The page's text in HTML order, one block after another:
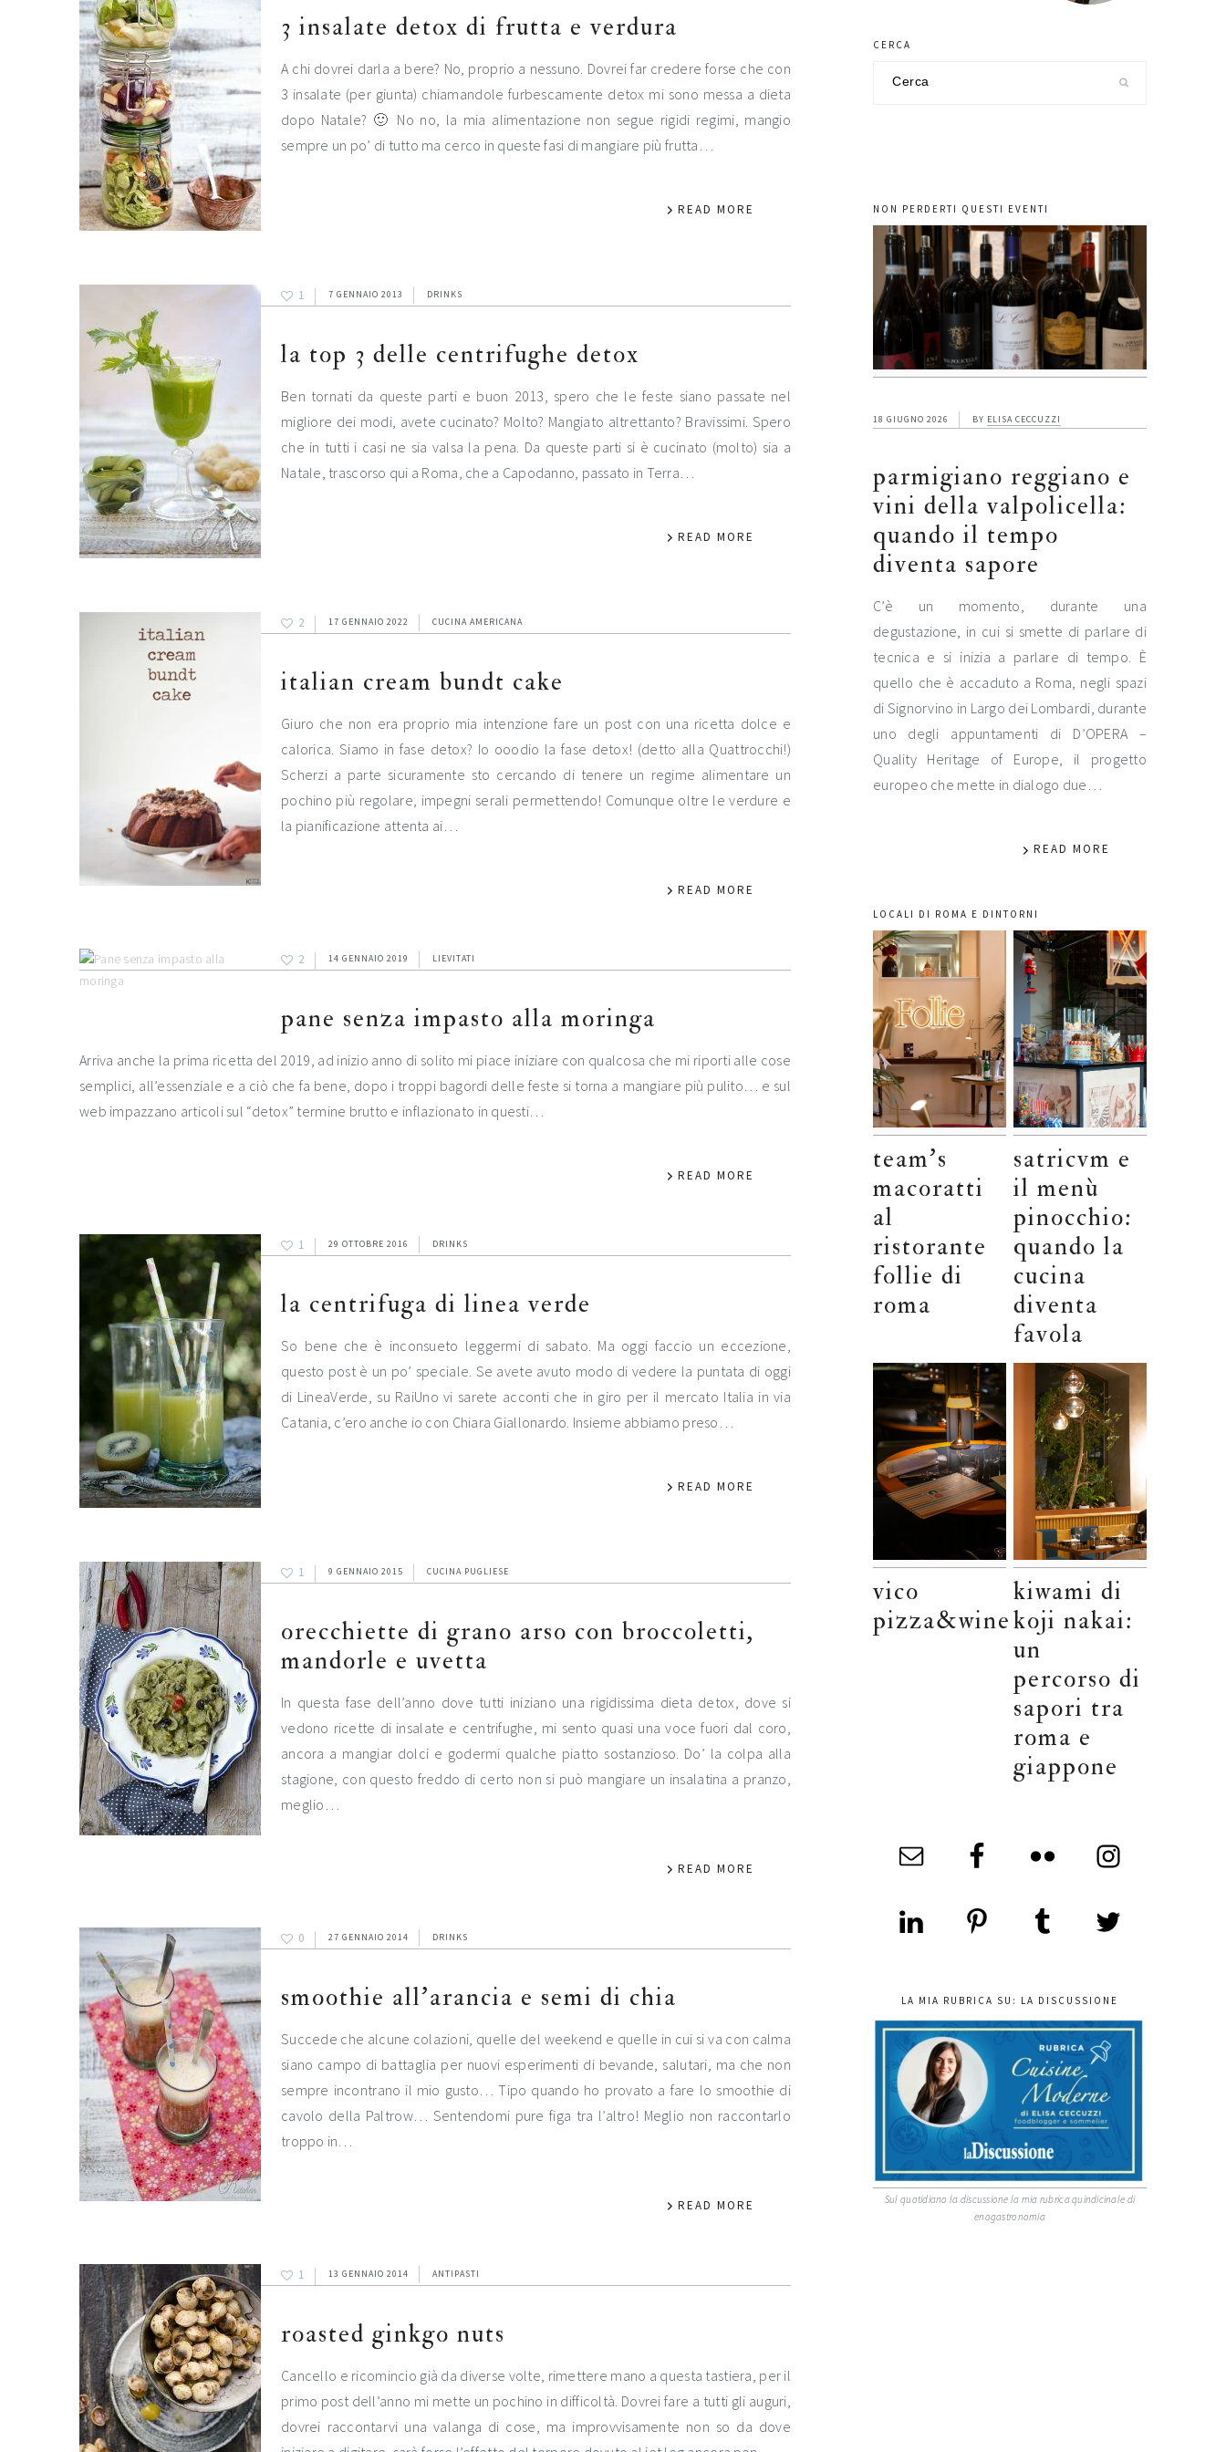
3 insalate detox di frutta e verdura
A chi dovrei darla a bere? No, proprio a nessuno. Dovrei far credere forse che con
3 insalate (per giunta) chiamandole furbescamente detox mi sono messa a dieta
dopo Natale? 🙂 No no, la mia alimentazione non segue rigidi regimi, mangio
sempre un po’ di tutto ma cerco in queste fasi di mangiare più frutta…
READ MORE
1 7 GENNAIO 2013 DRINKS
la top 3 delle centrifughe detox
Ben tornati da queste parti e buon 2013, spero che le feste siano passate nel
migliore dei modi, avete cucinato? Molto? Mangiato altrettanto? Bravissimi. Spero
che in tutti i casi ne sia valsa la pena. Da queste parti si è cucinato (molto) sia a
Natale, trascorso qui a Roma, che a Capodanno, passato in Terra…
READ MORE
2 17 GENNAIO 2022 CUCINA AMERICANA
italian cream bundt cake
Giuro che non era proprio mia intenzione fare un post con una ricetta dolce e
calorica. Siamo in fase detox? Io ooodio la fase detox! (detto alla Quattrocchi!)
Scherzi a parte sicuramente sto cercando di tenere un regime alimentare un
pochino più regolare, impegni serali permettendo! Comunque oltre le verdure e
la pianificazione attenta ai…
READ MORE
2 14 GENNAIO 2019 LIEVITATI
pane senza impasto alla moringa
Arriva anche la prima ricetta del 2019, ad inizio anno di solito mi piace iniziare con qualcosa che mi riporti alle cose
semplici, all’essenziale e a ciò che fa bene, dopo i troppi bagordi delle feste si torna a mangiare più pulito… e sul
web impazzano articoli sul “detox” termine brutto e inflazionato in questi…
READ MORE
1 29 OTTOBRE 2016 DRINKS
la centrifuga di linea verde
So bene che è inconsueto leggermi di sabato. Ma oggi faccio un eccezione,
questo post è un po’ speciale. Se avete avuto modo di vedere la puntata di oggi
di LineaVerde, su RaiUno vi sarete acconti che in giro per il mercato Italia in via
Catania, c’ero anche io con Chiara Giallonardo. Insieme abbiamo preso…
READ MORE
1 9 GENNAIO 2015 CUCINA PUGLIESE
orecchiette di grano arso con broccoletti,
mandorle e uvetta
In questa fase dell’anno dove tutti iniziano una rigidissima dieta detox, dove si
vedono ricette di insalate e centrifughe, mi sento quasi una voce fuori dal coro,
ancora a mangiar dolci e godermi qualche piatto sostanzioso. Do’ la colpa alla
stagione, con questo freddo di certo non si può mangiare un insalatina a pranzo,
meglio…
READ MORE
0 27 GENNAIO 2014 DRINKS
smoothie all’arancia e semi di chia
Succede che alcune colazioni, quelle del weekend e quelle in cui si va con calma
siano campo di battaglia per nuovi esperimenti di bevande, salutari, ma che non
sempre incontrano il mio gusto… Tipo quando ho provato a fare lo smoothie di
cavolo della Paltrow… Sentendomi pure figa tra l’altro! Meglio non raccontarlo
troppo in…
READ MORE
1 13 GENNAIO 2014 ANTIPASTI
roasted ginkgo nuts
Cancello e ricomincio già da diverse volte, rimettere mano a questa tastiera, per il
primo post dell’anno mi mette un pochino in difficoltà. Dovrei fare a tutti gli auguri,
dovrei raccontarvi una valanga di cose, ma improvvisamente non so da dove
CERCA
NON PERDERTI QUESTI EVENTI
18 GIUGNO 2026 BY ELISA CECCUZZI
parmigiano reggiano e
vini della valpolicella:
quando il tempo
diventa sapore
C’è un momento, durante una
degustazione, in cui si smette di parlare di
tecnica e si inizia a parlare di tempo. È
quello che è accaduto a Roma, negli spazi
di Signorvino in Largo dei Lombardi, durante
uno degli appuntamenti di D’OPERA –
Quality Heritage of Europe, il progetto
europeo che mette in dialogo due…
READ MORE
LOCALI DI ROMA E DINTORNI
team’s
macoratti
al
ristorante
follie di
roma
satricvm e
il menù
pinocchio:
quando la
cucina
diventa
favola
vico
pizza&wine
kiwami di
koji nakai:
un
percorso di
sapori tra
roma e
giappone
LA MIA RUBRICA SU: LA DISCUSSIONE
Sul quotidiano la discussione la mia rubrica quindicinale di
enogastronomia